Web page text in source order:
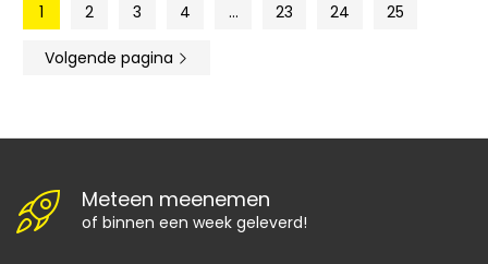
1 2 3 4 … 23 24 25
Volgende pagina
Meteen meenemen
of binnen een week geleverd!